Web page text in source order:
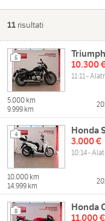
11 risultati
5
10.300
11:11 -
5.000 km
9.999 km
4
Honda
3.000 €
10:14 -
10.000 km
14.999 km
8
Honda
11.000 €